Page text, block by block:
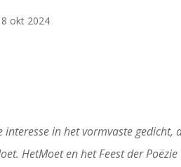
8 okt 2024
in het vormvaste
HetMoet en het Feest der